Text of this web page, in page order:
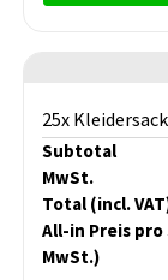
25x
Subtotal
MwSt.
Total (incl.
All-in Preis
MwSt.)